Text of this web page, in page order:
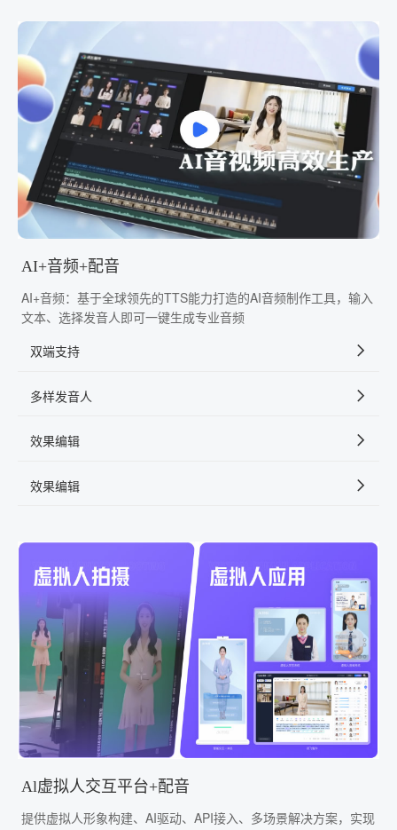
AI+音频+配音
AI+音频：基于全球领先的TTS能力打造的AI音频制作工具，输入
文本、选择发音人即可一键生成专业音频
双端支持
多样发音人
效果编辑
效果编辑
Al虚拟人交互平台+配音
提供虚拟人形象构建、AI驱动、API接入、多场景解决方案，实现